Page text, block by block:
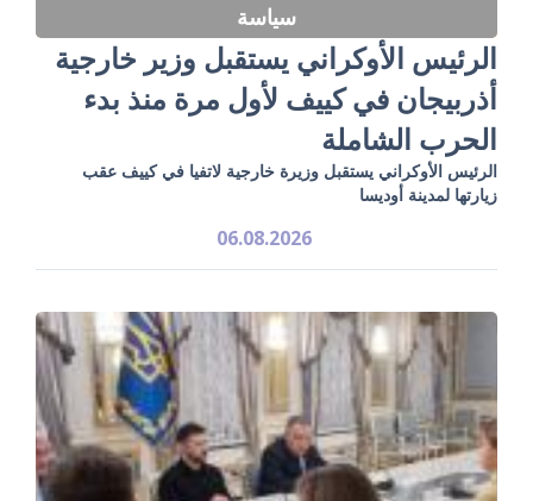
سياسة
الرئيس الأوكراني يستقبل وزير خارجية
أذربيجان في كييف لأول مرة منذ بدء
الحرب الشاملة
الرئيس الأوكراني يستقبل وزيرة خارجية لاتفيا في كييف عقب
زيارتها لمدينة أوديسا
06.08.2026